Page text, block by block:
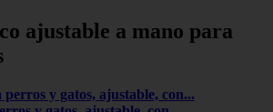
ajustable a mano para